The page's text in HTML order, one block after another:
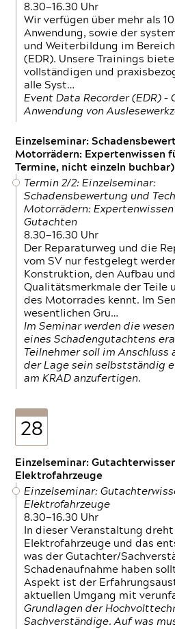
8.30—16.30 Uhr
Wir verfügen über mehr als
Anwendung, sowie der
und Weiterbildung im
(EDR). Unsere Trainings
vollständigen und
alle Syst…
Event Data Recorder (EDR) –
Anwendung von
Einzelseminar:
Motorrädern: Expertenwissen
Termine, nicht einzeln buchbar)
Termin 2/2: Einzelseminar:
Schadensbewertung und
Motorrädern:
Gutachten
8.30—16.30 Uhr
Der Reparaturweg und die
vom SV nur festgelegt
Konstruktion, den Aufbau
Qualitätsmerkmale der Teile
des Motorrades kennt. Im
wesentlichen Gru…
Im Seminar werden die
eines Schadengutachtens
Teilnehmer soll im
der Lage sein selbstständig
am KRAD anzufertigen.
28
Einzelseminar:
Elektrofahrzeuge
Einzelseminar:
Elektrofahrzeuge
8.30—16.30 Uhr
In dieser Veranstaltung
Elektrofahrzeuge und das
was der Gutachter/
Schadenaufnahme haben
Aspekt ist der
aktuellen Umgang mit
Grundlagen der
Sachverständige. Auf was